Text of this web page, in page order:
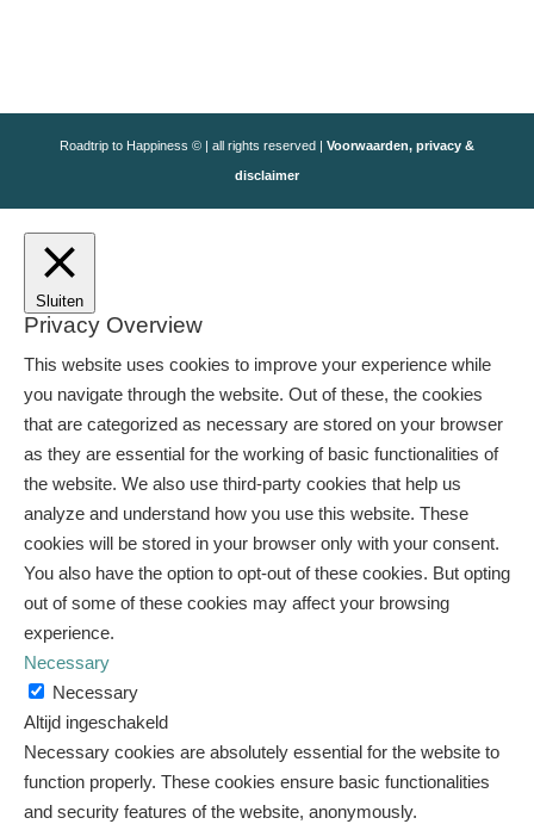
Roadtrip to Happiness © | all rights reserved | Voorwaarden, privacy &
disclaimer
Sluiten
Privacy Overview
This website uses cookies to improve your experience while
you navigate through the website. Out of these, the cookies
that are categorized as necessary are stored on your browser
as they are essential for the working of basic functionalities of
the website. We also use third-party cookies that help us
analyze and understand how you use this website. These
cookies will be stored in your browser only with your consent.
You also have the option to opt-out of these cookies. But opting
out of some of these cookies may affect your browsing
experience.
Necessary
Necessary
Altijd ingeschakeld
Necessary cookies are absolutely essential for the website to
function properly. These cookies ensure basic functionalities
and security features of the website, anonymously.